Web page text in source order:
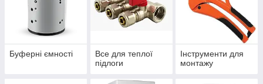
Буферні ємності
Все для теплої
підлоги
Інструменти для
монтажу